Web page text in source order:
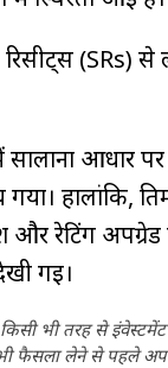
(SRs) से
सालाना आधार
हालांकि,
रेटिंग अपग्रेड
गई।
भी तरह से इंवेस्टमेंट
फैसला लेने से पहले